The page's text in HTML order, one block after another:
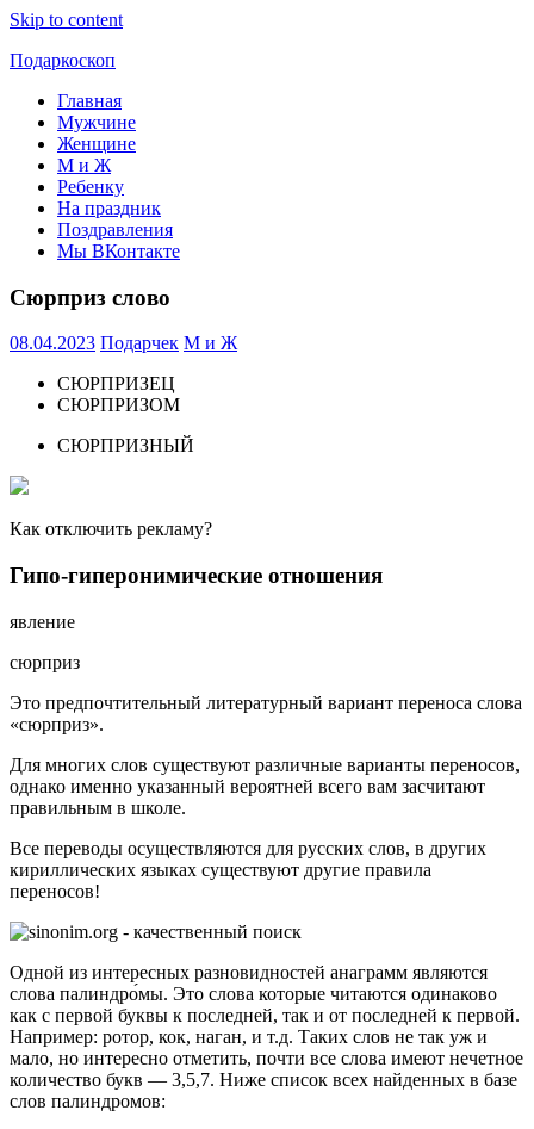
Skip to content
Подаркоскоп
Поможем
выбрать
подарить
Главная
Мужчине
Женщине
М и Ж
Ребенку
На праздник
Поздравления
Мы ВКонтакте
Сюрприз слово
08.04.2023 Подарчек М и Ж
СЮРПРИЗЕЦ
СЮРПРИЗОМ
СЮРПРИЗНЫЙ
Как отключить рекламу?
Гипо-гиперонимические отношения
явление
сюрприз
Это предпочтительный литературный вариант переноса слова
«сюрприз».
Для многих слов существуют различные варианты переносов,
однако именно указанный вероятней всего вам засчитают
правильным в школе.
Все переводы осуществляются для русских слов, в других
кириллических языках существуют другие правила
переносов!
Одной из интересных разновидностей анаграмм являются
слова палиндро́мы. Это слова которые читаются одинаково
как с первой буквы к последней, так и от последней к первой.
Например: ротор, кок, наган, и т.д. Таких слов не так уж и
мало, но интересно отметить, почти все слова имеют нечетное
количество букв — 3,5,7. Ниже список всех найденных в базе
слов палиндромов: